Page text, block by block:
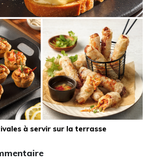
à servir sur la terrasse